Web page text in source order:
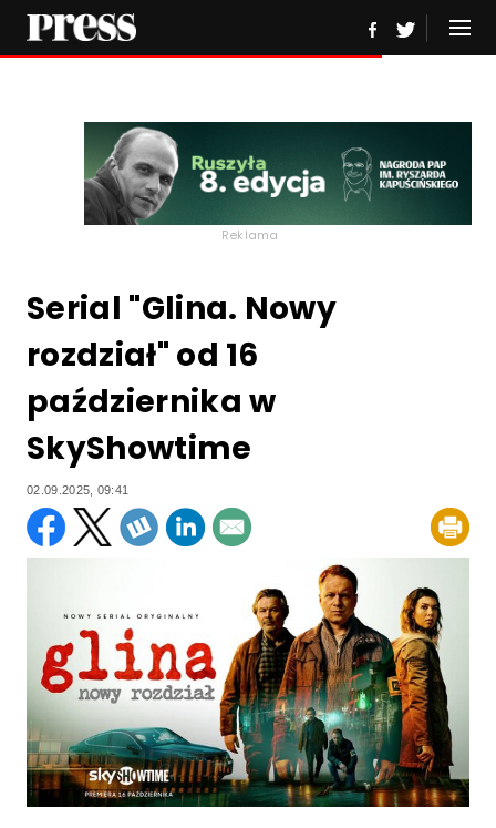
Reklama
Serial "Glina. Nowy
rozdział" od 16
października w
SkyShowtime
02.09.2025, 09:41